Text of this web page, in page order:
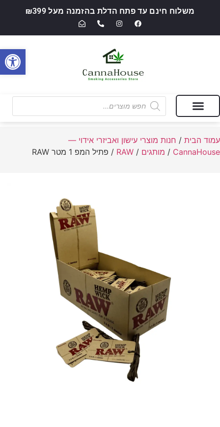
משלוח חינם עד פתח הדלת בהזמנה מעל ₪399
עמוד הבית / חנות מוצרי עישון ואביזרי אידוי —
CannaHouse
/ מותגים /
RAW / פתיל המפ 1 מטר RAW
פתח